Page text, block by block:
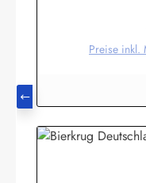
Bierseidel liegt
mit Deckel ist ein
Hamburg,
den USA.Natürlich
& Beschenkte
SouvenirsBruchweg
Preise inkl.